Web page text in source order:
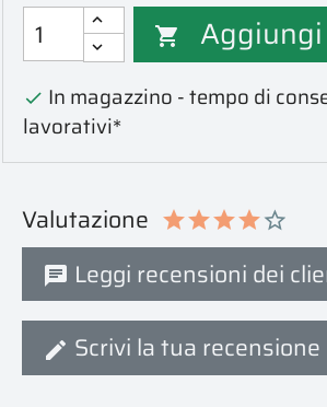

 In magazzino - tempo di
lavorativi*
Valutazione
Leggi recensioni dei
Scrivi la tua recensione